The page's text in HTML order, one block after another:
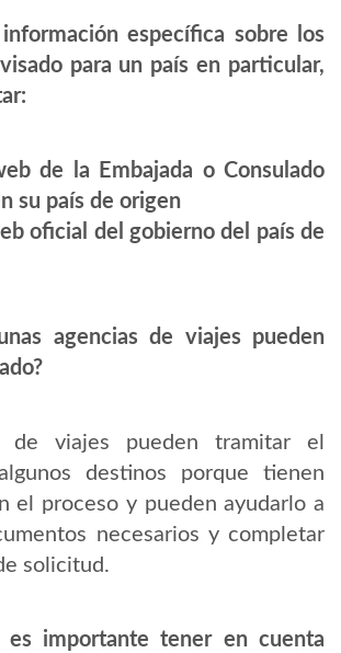
específica sobre los
para un país en particular,
de la Embajada o Consulado
su país de origen
oficial del gobierno del país de
agencias de viajes pueden
de viajes pueden tramitar el
destinos porque tienen
el proceso y pueden ayudarlo a
necesarios y completar
solicitud.
es importante tener en cuenta